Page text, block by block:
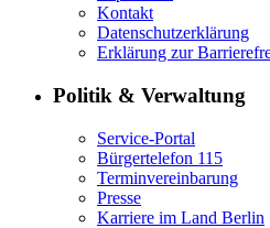
Kontakt
Datenschutzerklärung
Erklärung zur
Politik & Verwaltung
Service-Portal
Bürgertelefon 115
Terminvereinbarung
Presse
Karriere im Land Berlin